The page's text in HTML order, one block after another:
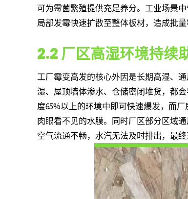
可为霉菌繁殖提供充足养分。工业场景
局部发霉快速扩散至整体板材，造成批量
2.2 厂区高湿环境持续
工厂霉变高发的核心外因是长期高湿、
湿、屋顶墙体渗水、仓储密闭堆货，都
度65%以上的环境中即可快速爆发，而
肉眼看不见的水膜。同时厂区部分区域
空气流通不畅，水汽无法及时排出，最